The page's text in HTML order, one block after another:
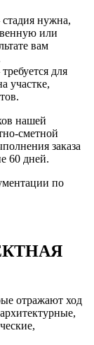
стадия нужна,
или
вам
требуется для
участке,
нашей
сметной
заказа
60 дней.
по
отражают ход